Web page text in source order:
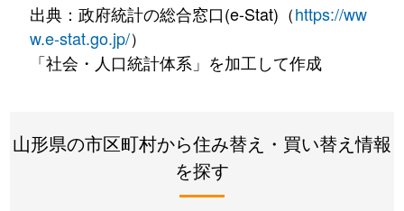
出典：政府統計の総合窓口(e-Stat)（https://ww
w.e-stat.go.jp/）
「社会・人口統計体系」を加工して作成
山形県の市区町村から住み替え・買い替え情報
を探す